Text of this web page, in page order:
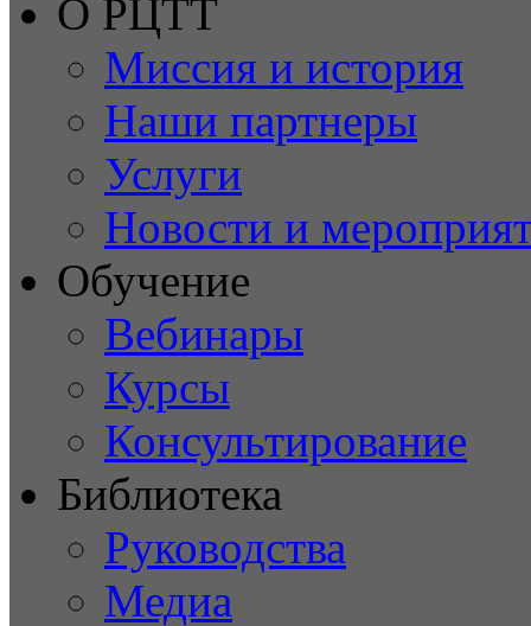
О РЦТТ
Миссия и история
Наши партнеры
Услуги
Новости и
Обучение
Вебинары
Курсы
Консультирование
Библиотека
Руководства
Медиа